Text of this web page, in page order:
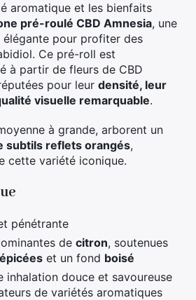
aromatique et les bienfaits
pré-roulé CBD Amnesia, une
pour profiter des
Ce pré-roll est
à partir de fleurs de CBD
pour leur densité, leur
visuelle remarquable.
à grande, arborent un
subtils reflets orangés,
cette variété iconique.
pénétrante
de citron, soutenues
épicées et un fond boisé
inhalation douce et savoureuse
de variétés aromatiques